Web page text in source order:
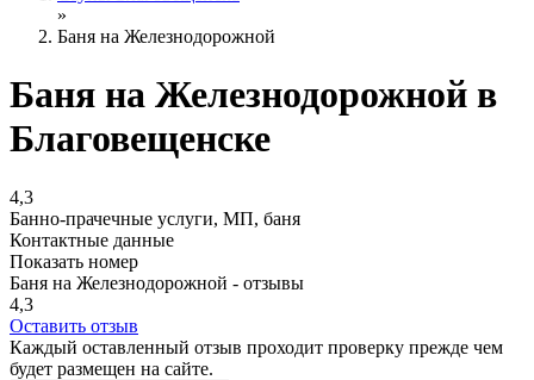
»
Баня на Железнодорожной
Баня на Железнодорожной в
Благовещенске
4,3
Банно-прачечные услуги, МП, баня
Контактные данные
Показать номер
Баня на Железнодорожной - отзывы
4,3
Оставить отзыв
Каждый оставленный отзыв проходит проверку прежде чем
будет размещен на сайте.